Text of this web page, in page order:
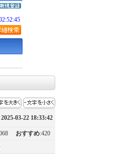
2025-03-22 18:33:42
おすすめ:420